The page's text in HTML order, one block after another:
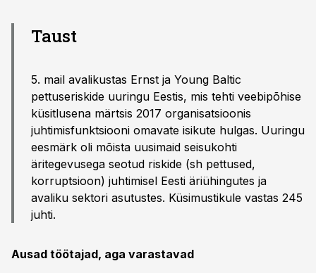
Taust
5. mail avalikustas Ernst ja Young Baltic
pettuseriskide uuringu Eestis, mis tehti veebipõhise
küsitlusena märtsis 2017 organisatsioonis
juhtimisfunktsiooni omavate isikute hulgas. Uuringu
eesmärk oli mõista uusimaid seisukohti
äritegevusega seotud riskide (sh pettused,
korruptsioon) juhtimisel Eesti äriühingutes ja
avaliku sektori asutustes. Küsimustikule vastas 245
juhti.
Ausad töötajad, aga varastavad